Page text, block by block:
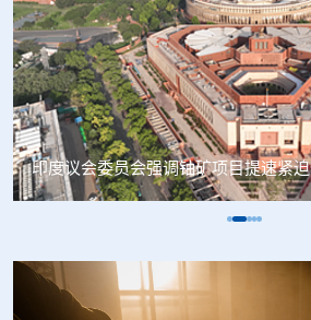
中核辐智正式设立 中国同辐持股90%